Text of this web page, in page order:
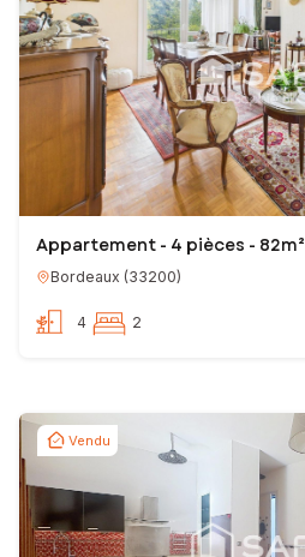
Appartement - 4 pièces - 82m²
Bordeaux (33200)
4 2
Vendu